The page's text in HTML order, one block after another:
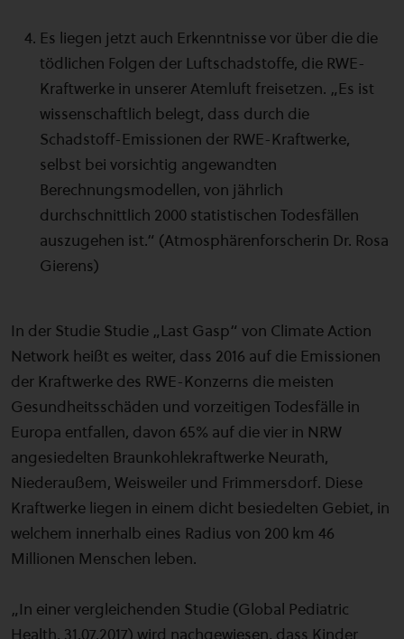
Es liegen jetzt auch Erkenntnisse vor über die die
tödlichen Folgen der Luftschadstoffe, die RWE-
Kraftwerke in unserer Atemluft freisetzen. „Es ist
wissenschaftlich belegt, dass durch die
Schadstoff-Emissionen der RWE-Kraftwerke,
selbst bei vorsichtig angewandten
Berechnungsmodellen, von jährlich
durchschnittlich 2000 statistischen Todesfällen
auszugehen ist.“ (Atmosphärenforscherin Dr. Rosa
Gierens)
In der Studie Studie „Last Gasp“ von Climate Action
Network heißt es weiter, dass 2016 auf die Emissionen
der Kraftwerke des RWE-Konzerns die meisten
Gesundheitsschäden und vorzeitigen Todesfälle in
Europa entfallen, davon 65% auf die vier in NRW
angesiedelten Braunkohlekraftwerke Neurath,
Niederaußem, Weisweiler und Frimmersdorf. Diese
Kraftwerke liegen in einem dicht besiedelten Gebiet, in
welchem innerhalb eines Radius von 200 km 46
Millionen Menschen leben.
„In einer vergleichenden Studie (Global Pediatric